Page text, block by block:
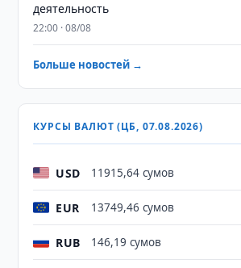
деятельность
22:00 · 08/08
Больше новостей →
КУРСЫ ВАЛЮТ (ЦБ, 07.08.2026)
USD 11915,64 сумов
EUR 13749,46 сумов
RUB 146,19 сумов